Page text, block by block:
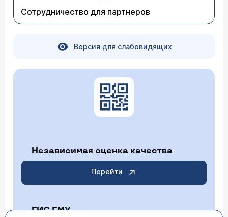
Сотрудничество для партнеров
Версия для слабовидящих
Независимая оценка качества
Перейти
ГИС ГМУ